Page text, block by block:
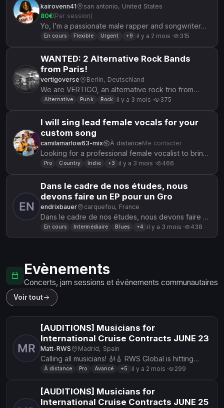
kairovenn41
san antonio, United States
80€(Par session)
Yo, I’m a passionate male rapper and songwriter
looking to connect with talented artists,
En cours Flexible Urgent +9 il y a 2 mois · 315
WANTED: 2 Alternative Rock Bands
from Paris!
vertigoverse Berlin, Deutschland
We are VERTIGO, an alternative rock trio from
Berlin, and we’re looking for two Parisian bands to
Alternative Punk Rock il y a 3 mois · 375
I will sing lead female vocals for your
custom song
camilamarlow63-mix À distanceMe contacter
Looking for a professional female vocalist to bring
your song to life? You’re in the right place. I will
Pro Country Indie +3 il y a 3 mois · 466
Dans le cadre de nos études, nous
devons faire un EP pour un Gro
endrixbauer carquefou, France
Dans le cadre de nos études, nous devons faire un
EP pour un Groupe, qui sera complètement gratuit.
Et nous sommes ouver...
En cours Intermédiaire Blues +4 il y a 3 mois · 438
Evènements
Concerts, jam sessions et événements communautaires
Voir tout
[AUDITIONS] Musicians for
International Cruise Contracts JUNE 23
Matt-RWS Madrid, Spain
Calling all musicians! 🎻🎸 RWS Global is hitting
Madrid on June 23rd, 2026 to find fresh talent for
À distance Pro Avancé +5 il y a 2 mois · 299
[AUDITIONS] Musicians for
International Cruise Contracts JUNE 25